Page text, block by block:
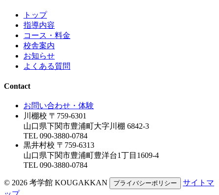
トップ
指導内容
コース・料金
校舎案内
お知らせ
よくある質問
Contact
お問い合わせ・体験
川棚校 〒759-6301
山口県下関市豊浦町大字川棚 6842-3
TEL 090-3880-0784
黒井村校 〒759-6313
山口県下関市豊浦町豊洋台1丁目1609-4
TEL 090-3880-0784
© 2026 考学館 KOUGAKKAN プライバシーポリシー
サイトマ